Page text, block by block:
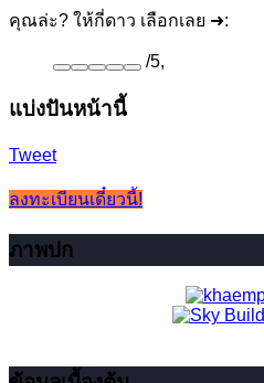
คุณล่ะ? ให้กี่ดาว เลือกเลย ➜:
/5,
แบ่งปันหน้านี้
Tweet
ลงทะเบียนเดี๋ยวนี้!
ภาพปก